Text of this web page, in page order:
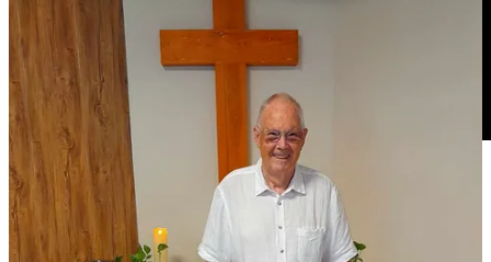
Unsere Gottesdienste findet ihr in einem zusammenfassenden
Videomitschnitt auch im Archiv unseres Youtube-Kanals:
https://www.youtube.com/@ProtestantCongregationPattaya Am